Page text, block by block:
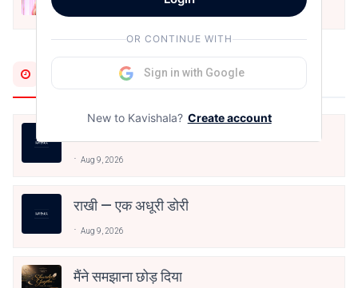
अनामिका अम्बर जैन
Most Recent
Aug 9, 2026
राखी — एक अधूरी डोरी
Aug 9, 2026
मैंने समझाना छोड़ दिया
OR CONTINUE WITH
Sign in with Google
New to Kavishala? Create account